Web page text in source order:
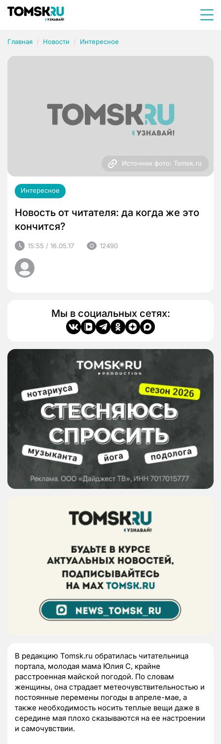
Главная Новости Интересное
Источник фото: Tomsk.ru
Интересное
Новость от читателя: да когда же это
кончится?
15:55 / 16.05.17 12490
Мы в социальных сетях:
В редакцию Tomsk.ru обратилась читательница
портала, молодая мама Юлия С, крайне
расстроенная майской погодой. По словам
женщины, она страдает метеочувствительностью и
постоянные перемены погоды в апреле-мае, а
также необходимость носить теплые вещи даже в
середине мая плохо сказываются на ее настроении
и самочувствии.